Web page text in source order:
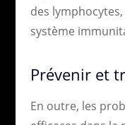
des
système
Prévenir et
En outre, les